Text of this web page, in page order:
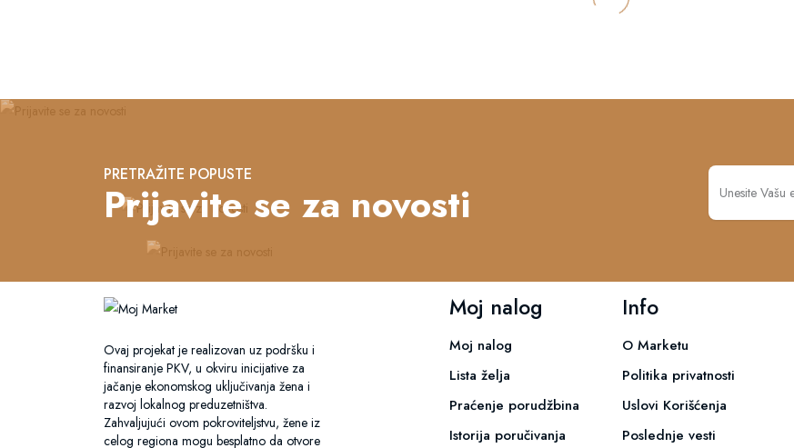
PRETRAŽITE POPUSTE
Prijavite se za novosti
Ovaj projekat je realizovan uz podršku i
finansiranje PKV, u okviru inicijative za
jačanje ekonomskog uključivanja žena i
razvoj lokalnog preduzetništva.
Zahvaljujući ovom pokroviteljstvu, žene iz
celog regiona mogu besplatno da otvore
Moj nalog
Moj nalog
Lista želja
Praćenje porudžbina
Istorija poručivanja
Info
O Marketu
Politika privatnosti
Uslovi Korišćenja
Poslednje vesti